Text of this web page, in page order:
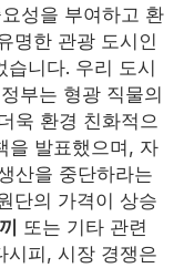
성을 부여하고 환
명한 관광 도시인
니다. 우리 도시
부는 형광 직물의
욱 환경 친화적으
을 발표했으며, 자
산을 중단하라는
단의 가격이 상승
또는 기타 관련
시피, 시장 경쟁은